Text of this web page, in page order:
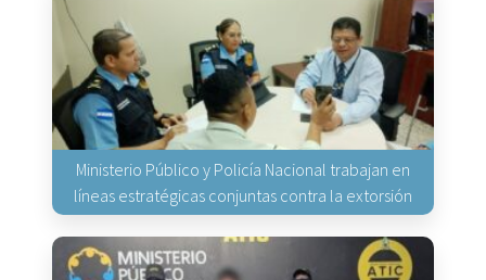
Ministerio Público y Policía Nacional trabajan en
líneas estratégicas conjuntas contra la extorsión